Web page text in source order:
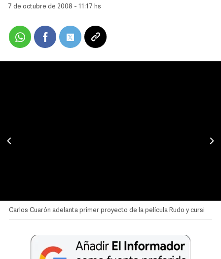
7 de octubre de 2008 - 11:17 hs
Carlos Cuarón adelanta primer proyecto de la película Rudo y cursi